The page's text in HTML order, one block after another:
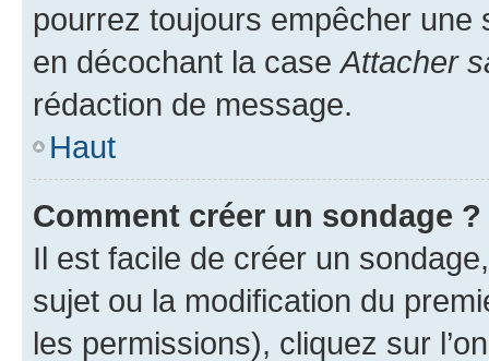
pourrez toujours empêcher une
en décochant la caseAttacher
rédaction de message.
Haut
Comment créer un sondage ?
Il est facile de créer un
sujet ou la modification du
les permissions), cliquez sur